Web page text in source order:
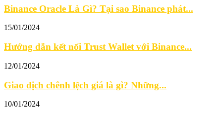
Binance Oracle Là Gì? Tại sao Binance phát...
15/01/2024
Hướng dẫn kết nối Trust Wallet với Binance...
12/01/2024
Giao dịch chênh lệch giá là gì? Những...
10/01/2024